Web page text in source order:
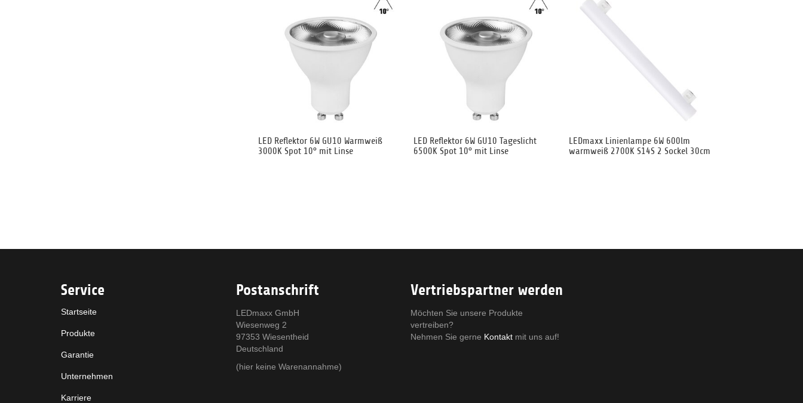
LED Reflektor 6W GU10 Warmweiß
3000K Spot 10° mit Linse
LED Reflektor 6W GU10 Tageslicht
6500K Spot 10° mit Linse
LEDmaxx Linienlampe 6W 600lm
warmweiß 2700K S14S 2 Sockel 30cm
Service
Startseite
Produkte
Garantie
Unternehmen
Karriere
Postanschrift
LEDmaxx GmbH
Wiesenweg 2
97353 Wiesentheid
Deutschland
(hier keine Warenannahme)
Vertriebspartner werden
Möchten Sie unsere Produkte
vertreiben?
Nehmen Sie gerne Kontakt mit uns auf!